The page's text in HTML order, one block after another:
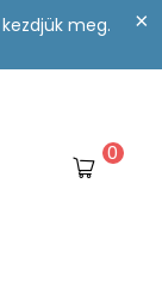
kezdjük meg.
0